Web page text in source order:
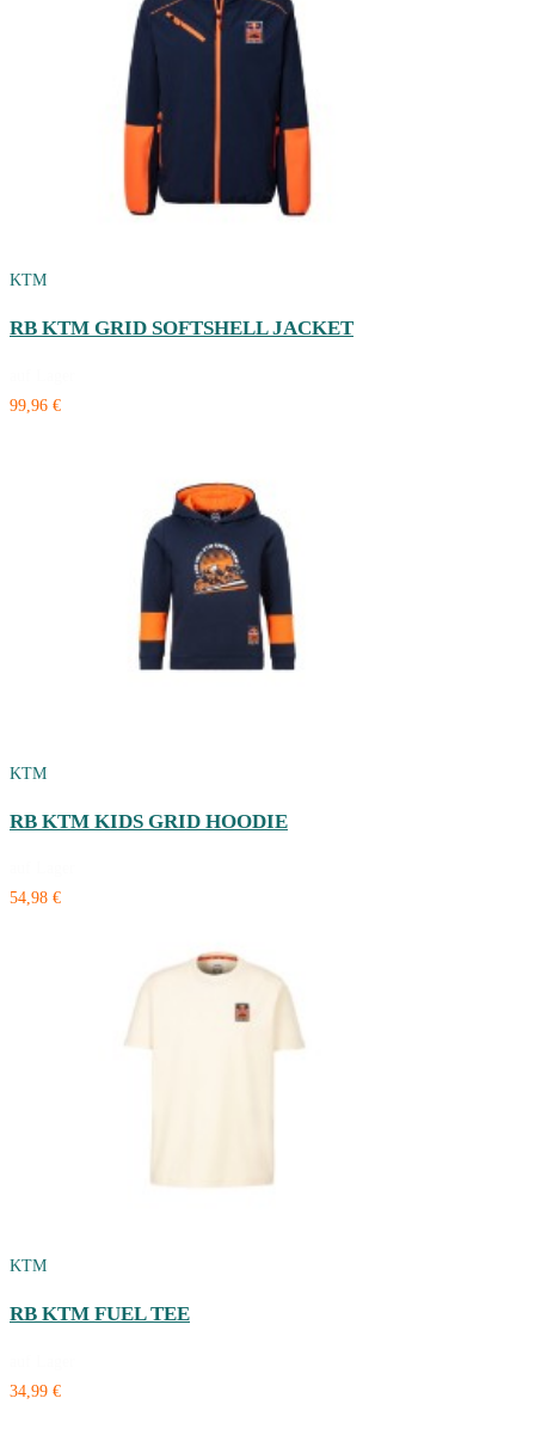
KTM
RB KTM GRID SOFTSHELL JACKET
99,96 €
KTM
RB KTM KIDS GRID HOODIE
54,98 €
KTM
RB KTM FUEL TEE
34,99 €